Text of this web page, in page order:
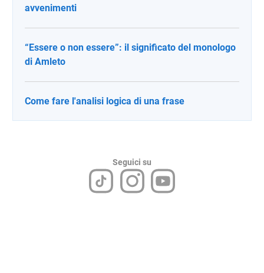
avvenimenti
“Essere o non essere”: il significato del monologo
di Amleto
Come fare l'analisi logica di una frase
Seguici su